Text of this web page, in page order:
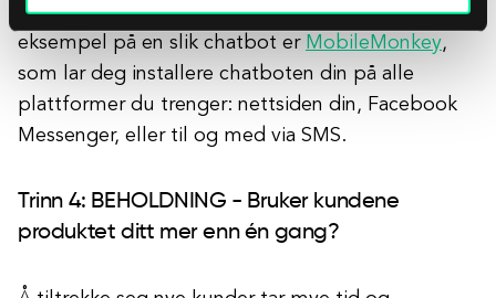
navigere kunden mot det de leter etter.Et
eksempel på en slik chatbot er MobileMonkey,
som lar deg installere chatboten din på alle
plattformer du trenger: nettsiden din, Facebook
Messenger, eller til og med via SMS.
Trinn 4: BEHOLDNING - Bruker kundene
produktet ditt mer enn én gang?